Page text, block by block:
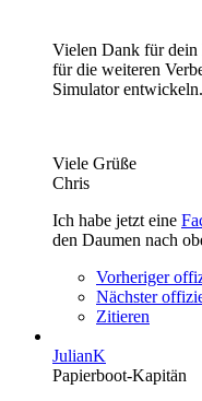
Vielen Dank für dein
für die weiteren
Simulator entwickeln.
Viele Grüße
Chris
Ich habe jetzt eine
den Daumen nach
Vorheriger
Nächster
Zitieren
JulianK
Papierboot-Kapitän